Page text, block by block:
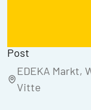
Post
EDEKA Markt,
Vitte